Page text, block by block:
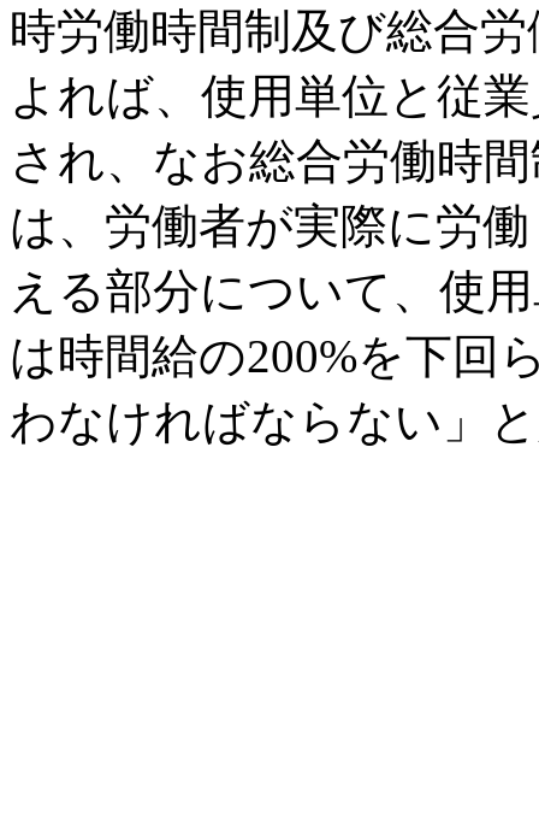
時労働時間制及び総合
よれば、使用単位と従
され、なお総合労働時
は、労働者が実際に労
える部分について、使
は時間給の200%を下回
わなければならない」